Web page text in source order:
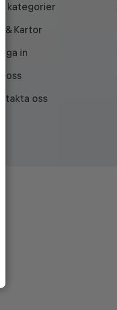
kategorier
& Kartor
in
oss
oss